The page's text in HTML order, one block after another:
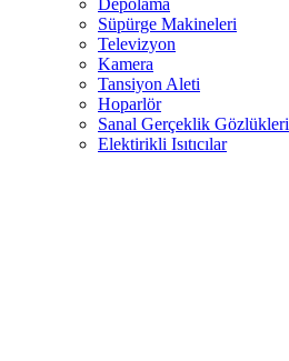
Süpürge Makineleri
Televizyon
Kamera
Tansiyon Aleti
Hoparlör
Sanal Gerçeklik Gözlükleri
Elektirikli Isıtıcılar